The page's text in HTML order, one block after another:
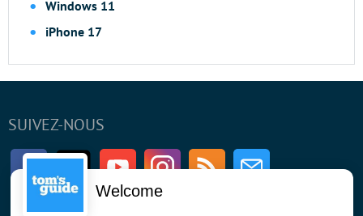
Windows 11
iPhone 17
SUIVEZ-NOUS
FacebookTwitter Youtube InstagramRSS Newsletter
Welcome